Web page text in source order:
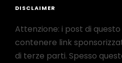
DISCLAIMER
Attenzione: i post di
contenere link
di terze parti. Spesso